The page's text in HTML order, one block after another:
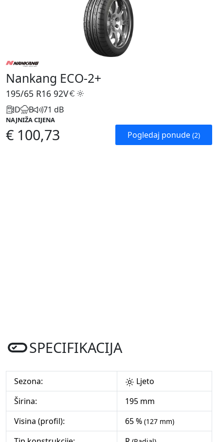
Nankang ECO-2+
195/65 R16 92V
D B 71 dB
NAJNIŽA CIJENA
€ 100,73 Pogledaj ponude (2)
SPECIFIKACIJA
Sezona:
Ljeto
Širina:
195 mm
Visina (profil):
65 % (127 mm)